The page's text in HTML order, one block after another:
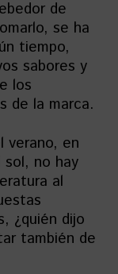
de
se ha
tiempo,
sabores y
los
de la marca.
verano, en
sol, no hay
al
¿quién dijo
también de